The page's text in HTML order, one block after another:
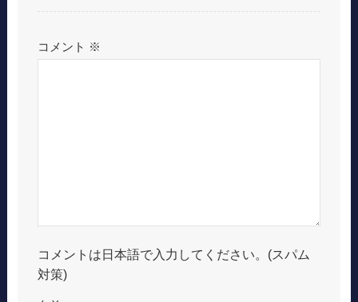
コメント ※
コメントは日本語で入力してください。(スパム
対策)